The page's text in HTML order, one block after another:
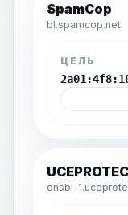
SpamCop
bl.spamcop.net
ЦЕЛЬ
dnsbl-